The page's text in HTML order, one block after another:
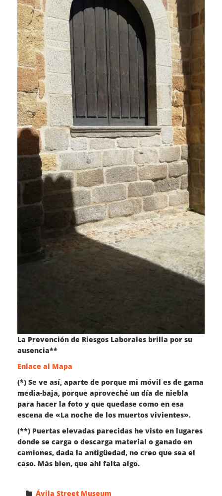
La Prevención de Riesgos Laborales brilla por su
ausencia**
Enlace al Mapa
(*) Se ve así, aparte de porque mi móvil es de gama
media-baja, porque aproveché un día de niebla
para hacer la foto y que quedase como en esa
escena de «La noche de los muertos vivientes».
(**) Puertas elevadas parecidas he visto en lugares
donde se carga o descarga material o ganado en
camiones, dada la antigüedad, no creo que sea el
caso. Más bien, que ahí falta algo.
Ávila Street Museum